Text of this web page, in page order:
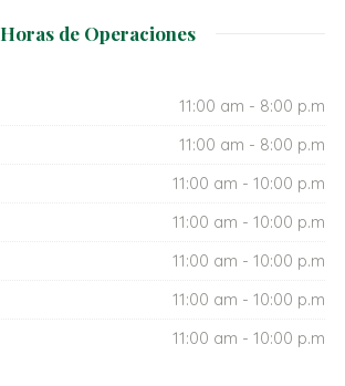
Horas de Operaciones
11:00 am - 8:00 p.m
11:00 am - 8:00 p.m
11:00 am - 10:00 p.m
11:00 am - 10:00 p.m
11:00 am - 10:00 p.m
11:00 am - 10:00 p.m
11:00 am - 10:00 p.m